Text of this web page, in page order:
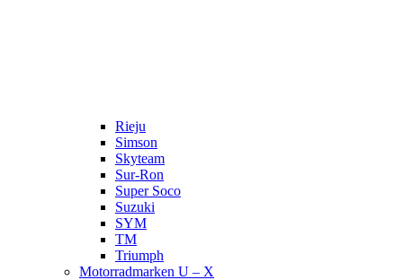
Rieju
Simson
Skyteam
Sur-Ron
Super Soco
Suzuki
SYM
TM
Triumph
Motorradmarken U – X